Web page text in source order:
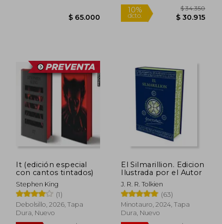
It (edición especial
con cantos tintados)
Stephen King
(1)
Debolsillo, 2026, Tapa
Dura, Nuevo
El Silmarillion. Edicion
Ilustrada por el Autor
J. R. R. Tolkien
(63)
Minotauro, 2024, Tapa
Dura, Nuevo